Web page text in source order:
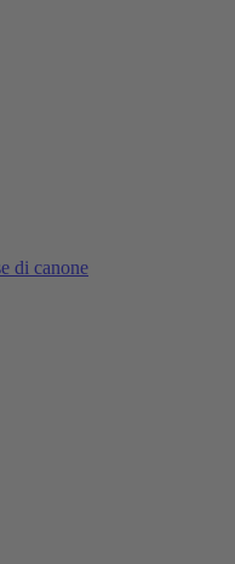
di canone